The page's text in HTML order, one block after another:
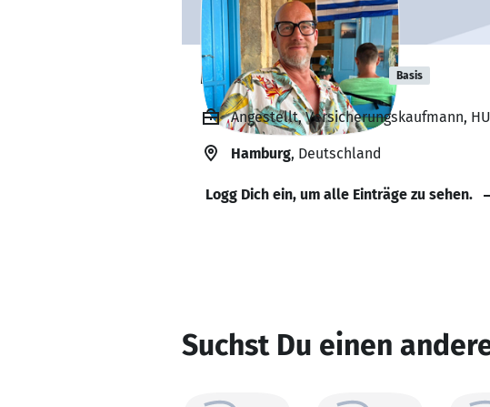
Marc Nordmann Basis
Angestellt, Versicherungskaufmann,
Hamburg, Deutschland
Logg Dich ein, um alle Einträge zu sehen.
Suchst Du einen